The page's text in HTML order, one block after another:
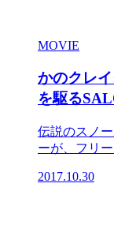
MOVIE
かのクレ
を駆る
伝説のスノ
ーが、フリ
2017.10.30